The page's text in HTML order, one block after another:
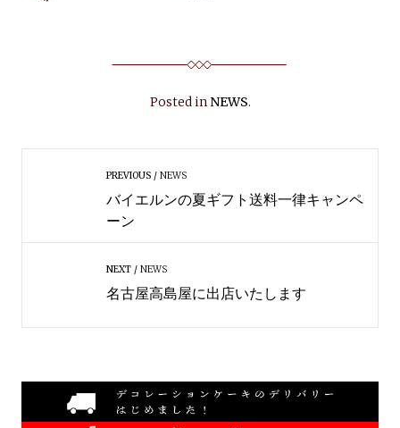
Posted in NEWS.
PREVIOUS NEWS
バイエルンの夏ギフト送料一律キャンペ
ーン
NEXT NEWS
名古屋高島屋に出店いたします